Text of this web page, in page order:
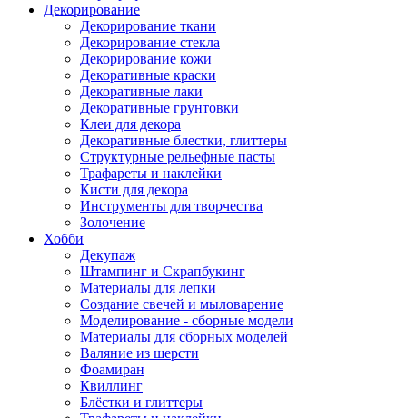
Декорирование
Декорирование ткани
Декорирование стекла
Декорирование кожи
Декоративные краски
Декоративные лаки
Декоративные грунтовки
Клеи для декора
Декоративные блестки, глиттеры
Структурные рельефные пасты
Трафареты и наклейки
Кисти для декора
Инструменты для творчества
Золочение
Хобби
Декупаж
Штампинг и Скрапбукинг
Материалы для лепки
Создание свечей и мыловарение
Моделирование - сборные модели
Материалы для сборных моделей
Валяние из шерсти
Фоамиран
Квиллинг
Блёстки и глиттеры